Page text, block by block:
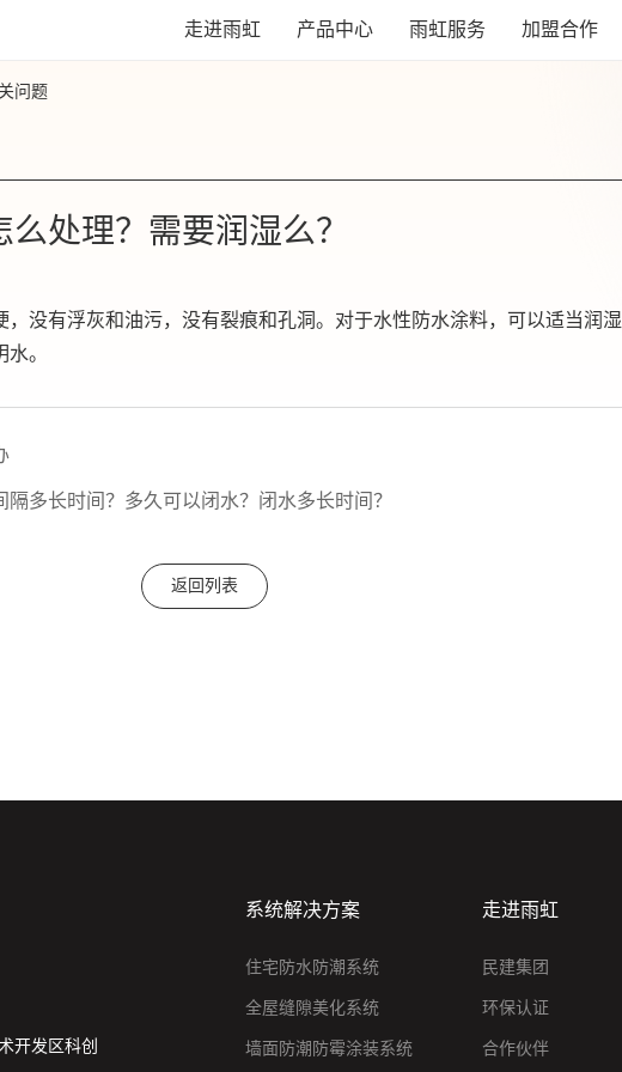
走进雨虹 产品中心 雨虹服务 加盟合作
问题
处理？需要润湿么？
，没有浮灰和油污，没有裂痕和孔洞。对于水性防水涂料，可以适当润湿
。
隔多长时间？多久可以闭水？闭水多长时间？
返回列表
开发区科创
系统解决方案
住宅防水防潮系统
全屋缝隙美化系统
墙面防潮防霉涂装系统
走进雨虹
民建集团
环保认证
合作伙伴